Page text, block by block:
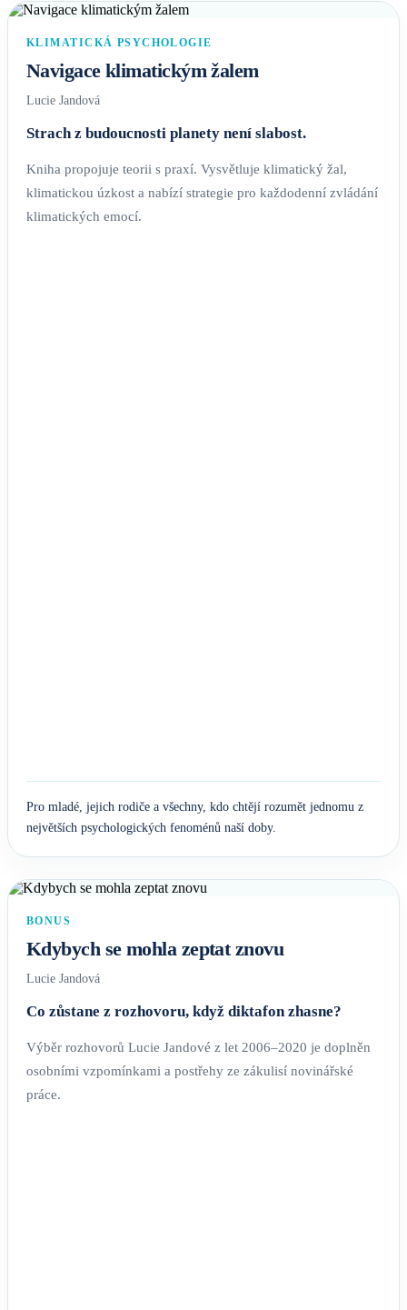
KLIMATICKÁ PSYCHOLOGIE
Navigace klimatickým žalem
Lucie Jandová
Strach z budoucnosti planety není slabost.
Kniha propojuje teorii s praxí. Vysvětluje klimatický žal,
klimatickou úzkost a nabízí strategie pro každodenní zvládání
klimatických emocí.
Pro mladé, jejich rodiče a všechny, kdo chtějí rozumět jednomu z
největších psychologických fenoménů naší doby.
BONUS
Kdybych se mohla zeptat znovu
Lucie Jandová
Co zůstane z rozhovoru, když diktafon zhasne?
Výběr rozhovorů Lucie Jandové z let 2006–2020 je doplněn
osobními vzpomínkami a postřehy ze zákulisí novinářské
práce.